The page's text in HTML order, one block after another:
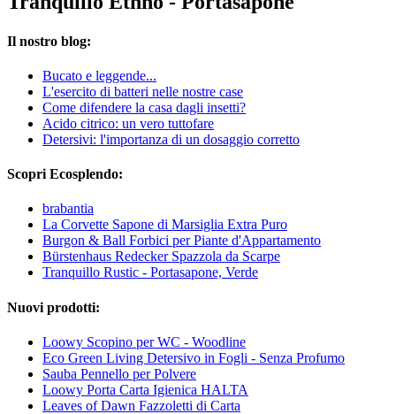
Il nostro blog:
Bucato e leggende...
L'esercito di batteri nelle nostre case
Come difendere la casa dagli insetti?
Acido citrico: un vero tuttofare
Detersivi: l'importanza di un dosaggio corretto
Scopri Ecosplendo:
brabantia
La Corvette Sapone di Marsiglia Extra Puro
Burgon & Ball Forbici per Piante d'Appartamento
Bürstenhaus Redecker Spazzola da Scarpe
Tranquillo Rustic - Portasapone, Verde
Nuovi prodotti:
Loowy Scopino per WC - Woodline
Eco Green Living Detersivo in Fogli - Senza Profumo
Sauba Pennello per Polvere
Loowy Porta Carta Igienica HALTA
Leaves of Dawn Fazzoletti di Carta